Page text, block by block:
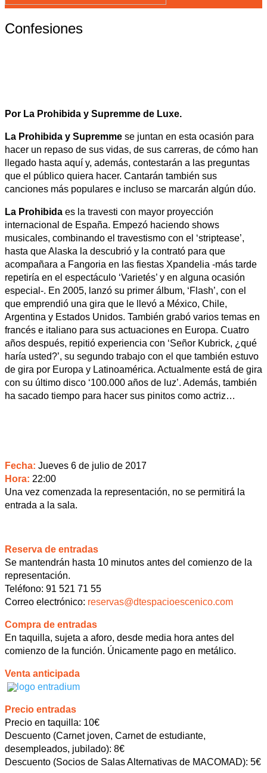
Confesiones
Por La Prohibida y Supremme de Luxe.
La Prohibida y Supremme se juntan en esta ocasión para
hacer un repaso de sus vidas, de sus carreras, de cómo han
llegado hasta aquí y, además, contestarán a las preguntas
que el público quiera hacer. Cantarán también sus
canciones más populares e incluso se marcarán algún dúo.
La Prohibida es la travesti con mayor proyección
internacional de España. Empezó haciendo shows
musicales, combinando el travestismo con el ‘striptease’,
hasta que Alaska la descubrió y la contrató para que
acompañara a Fangoria en las fiestas Xpandelia -más tarde
repetiría en el espectáculo ‘Varietés’ y en alguna ocasión
especial-. En 2005, lanzó su primer álbum, ‘Flash’, con el
que emprendió una gira que le llevó a México, Chile,
Argentina y Estados Unidos. También grabó varios temas en
francés e italiano para sus actuaciones en Europa. Cuatro
años después, repitió experiencia con ‘Señor Kubrick, ¿qué
haría usted?’, su segundo trabajo con el que también estuvo
de gira por Europa y Latinoamérica. Actualmente está de gira
con su último disco ‘100.000 años de luz’. Además, también
ha sacado tiempo para hacer sus pinitos como actriz…
Fecha: Jueves 6 de julio de 2017
Hora: 22:00
Una vez comenzada la representación, no se permitirá la
entrada a la sala.
Reserva de entradas
Se mantendrán hasta 10 minutos antes del comienzo de la
representación.
Teléfono: 91 521 71 55
Correo electrónico: reservas@dtespacioescenico.com
Compra de entradas
En taquilla, sujeta a aforo, desde media hora antes del
comienzo de la función. Únicamente pago en metálico.
Venta anticipada
Precio entradas
Precio en taquilla: 10€
Descuento (Carnet joven, Carnet de estudiante,
desempleados, jubilado): 8€
Descuento (Socios de Salas Alternativas de MACOMAD): 5€